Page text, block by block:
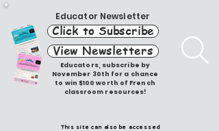
Educator Newsletter
Click to Subscribe
View Newsletters
Educators, subscribe by
November 30th for a chance
to win $100 worth of French
classroom resources!
This site can also be accessed